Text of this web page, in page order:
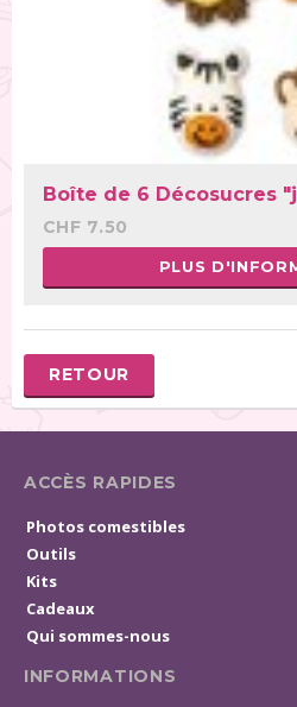
Boîte de 6 Décosucres
CHF 7.50
PLUS
RETOUR
ACCÈS RAPIDES
Photos comestibles
Outils
Kits
Cadeaux
Qui sommes-nous
INFORMATIONS